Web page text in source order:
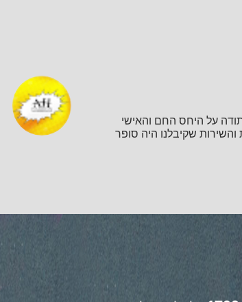
על היחס החם והאישי
שקיבלנו היה סופר